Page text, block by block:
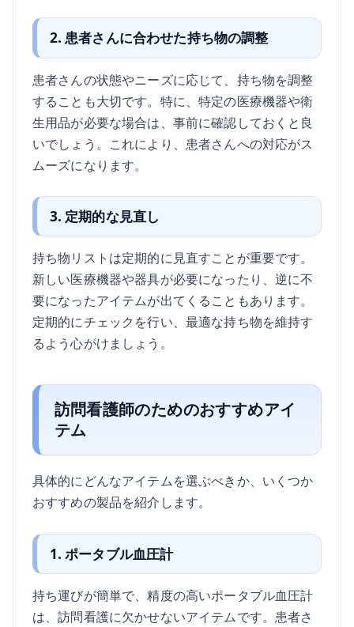
2. 患者さんに合わせた持ち物の調整
患者さんの状態やニーズに応じて、持ち物を調整
することも大切です。特に、特定の医療機器や衛
生用品が必要な場合は、事前に確認しておくと良
いでしょう。これにより、患者さんへの対応がス
ムーズになります。
3. 定期的な見直し
持ち物リストは定期的に見直すことが重要です。
新しい医療機器や器具が必要になったり、逆に不
要になったアイテムが出てくることもあります。
定期的にチェックを行い、最適な持ち物を維持す
るよう心がけましょう。
訪問看護師のためのおすすめアイ
テム
具体的にどんなアイテムを選ぶべきか、いくつか
おすすめの製品を紹介します。
1. ポータブル血圧計
持ち運びが簡単で、精度の高いポータブル血圧計
は、訪問看護に欠かせないアイテムです。患者さ